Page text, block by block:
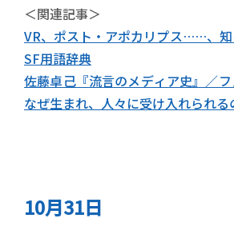
＜関連記事＞
VR、ポスト・アポカリプス……、
SF用語辞典
佐藤卓己『流言のメディア史』／
なぜ生まれ、人々に受け入れられる
10月31日